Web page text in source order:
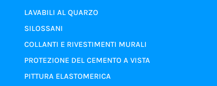
LAVABILI AL QUARZO
SILOSSANI
COLLANTI E RIVESTIMENTI MURALI
PROTEZIONE DEL CEMENTO A VISTA
PITTURA ELASTOMERICA